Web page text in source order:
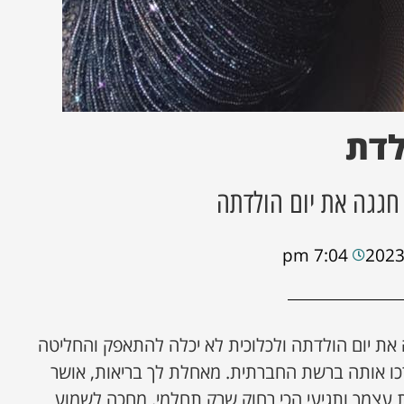
את יום הולדתה
7:04 pm
יום הולדתה ולכלוכית לא יכלה להתאפק והחליטה
אותה ברשת החברתית. מאחלת לך בריאות, אושר
ותגיעי הכי רחוק שרק תחלמי. מחכה לשמוע